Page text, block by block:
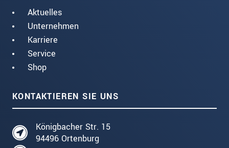
Aktuelles
Unternehmen
Karriere
Service
Shop
KONTAKTIEREN SIE UNS
Königbacher Str. 15
94496 Ortenburg